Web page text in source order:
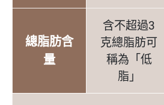
總脂肪含
量
含不超過3
克總脂肪可
稱為「低
脂」